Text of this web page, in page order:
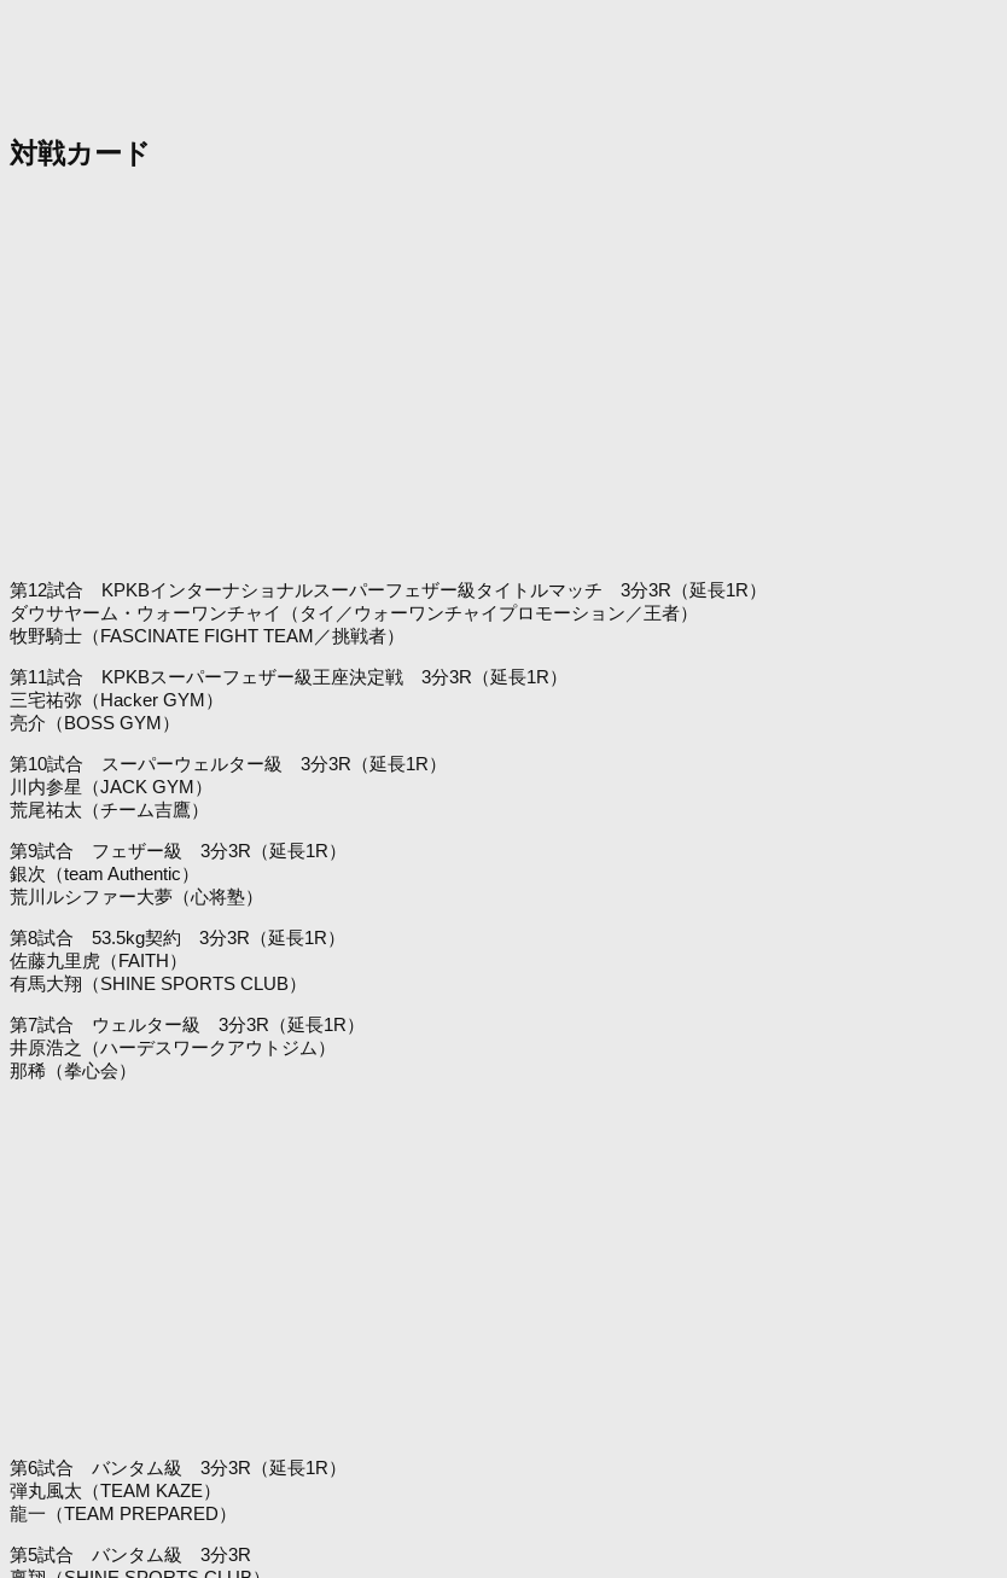
対戦カード
第12試合 KPKBインターナショナルスーパーフェザー級タイトルマッチ 3分3R（延長1R）
ダウサヤーム・ウォーワンチャイ（タイ／ウォーワンチャイプロモーション／王者）
牧野騎士（FASCINATE FIGHT TEAM／挑戦者）
第11試合 KPKBスーパーフェザー級王座決定戦 3分3R（延長1R）
三宅祐弥（Hacker GYM）
亮介（BOSS GYM）
第10試合 スーパーウェルター級 3分3R（延長1R）
川内参星（JACK GYM）
荒尾祐太（チーム吉鷹）
第9試合 フェザー級 3分3R（延長1R）
銀次（team Authentic）
荒川ルシファー大夢（心将塾）
第8試合 53.5kg契約 3分3R（延長1R）
佐藤九里虎（FAITH）
有馬大翔（SHINE SPORTS CLUB）
第7試合 ウェルター級 3分3R（延長1R）
井原浩之（ハーデスワークアウトジム）
那稀（拳心会）
第6試合 バンタム級 3分3R（延長1R）
弾丸風太（TEAM KAZE）
龍一（TEAM PREPARED）
第5試合 バンタム級 3分3R